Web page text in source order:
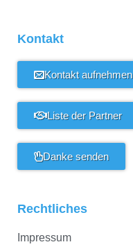
Kontakt
Kontakt aufnehmen
Liste der Partner
Danke senden
Rechtliches
Impressum